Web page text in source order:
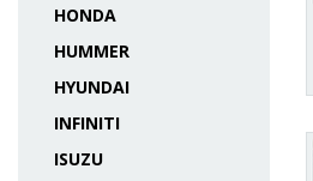
HONDA
HUMMER
HYUNDAI
INFINITI
ISUZU